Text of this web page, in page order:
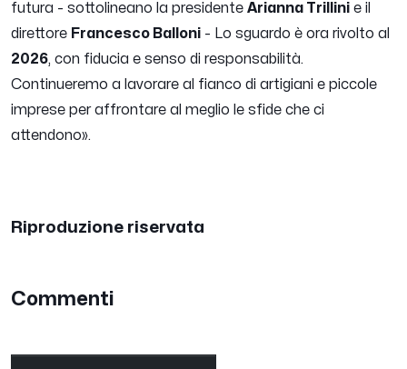
futura - sottolineano la presidente Arianna Trillini e il
direttore Francesco Balloni - Lo sguardo è ora rivolto al
2026, con fiducia e senso di responsabilità.
Continueremo a lavorare al fianco di artigiani e piccole
imprese per affrontare al meglio le sfide che ci
attendono».
Riproduzione riservata
Commenti